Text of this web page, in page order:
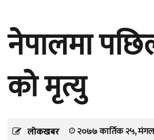
नेपालमा
को मृत्यु
लोकखबर २०७७ कार्तिक २५,